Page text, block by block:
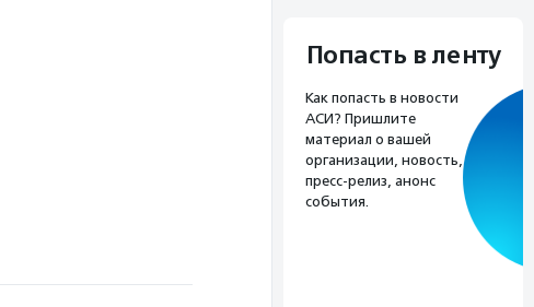
Попасть в ленту
Как попасть в новости
АСИ? Пришлите
материал о вашей
организации, новость,
пресс-релиз, анонс
события.